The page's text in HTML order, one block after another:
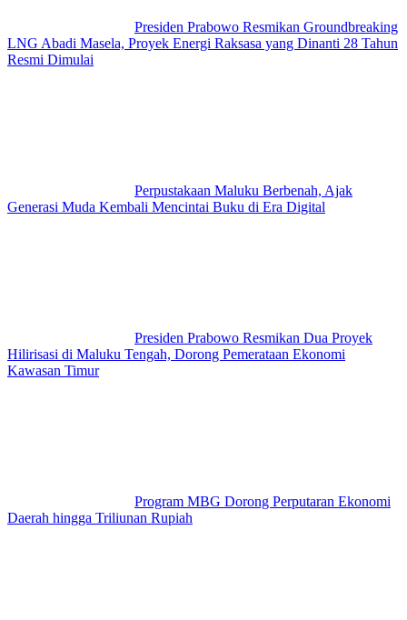
Presiden Prabowo Resmikan Groundbreaking
LNG Abadi Masela, Proyek Energi Raksasa yang Dinanti 28 Tahun
Resmi Dimulai
Perpustakaan Maluku Berbenah, Ajak
Generasi Muda Kembali Mencintai Buku di Era Digital
Presiden Prabowo Resmikan Dua Proyek
Hilirisasi di Maluku Tengah, Dorong Pemerataan Ekonomi
Kawasan Timur
Program MBG Dorong Perputaran Ekonomi
Daerah hingga Triliunan Rupiah